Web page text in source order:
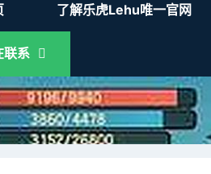
了解乐虎lehu唯一官网
联系